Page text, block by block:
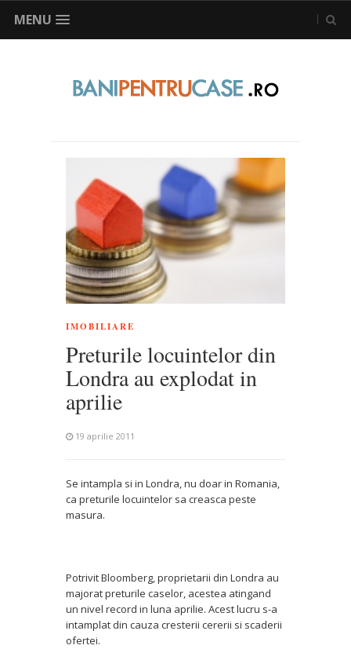
MENU
IMOBILIARE
Preturile locuintelor din
Londra au explodat in
aprilie
19 aprilie 2011
Se intampla si in Londra, nu doar in Romania,
ca preturile locuintelor sa creasca peste
masura.
Potrivit Bloomberg, proprietarii din Londra au
majorat preturile caselor, acestea atingand
un nivel record in luna aprilie. Acest lucru s-a
intamplat din cauza cresterii cererii si scaderii
ofertei.